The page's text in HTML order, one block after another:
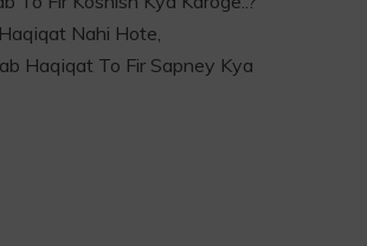
Nahi Hote,
Haqiqat To Fir Sapney Kya